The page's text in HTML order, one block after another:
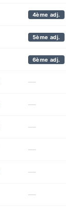
4ème adj.
5ème adj.
6ème adj.
—
—
—
—
—
—